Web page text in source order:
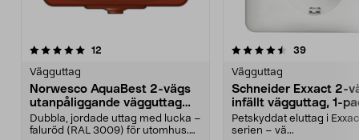
12
Vägguttag
Norwesco AquaBest 2-vägs
utanpåliggande vägguttag
IP44
Dubbla, jordade uttag med lucka –
faluröd (RAL 3009) för utomhus.
4.5 av 5 stjärnor 39recensioner
Vägguttag
Schneider Exxact 2-
infällt vägguttag, 1-
Petskyddat eluttag i
serien – vä...
4.0 av 5 stjärnor